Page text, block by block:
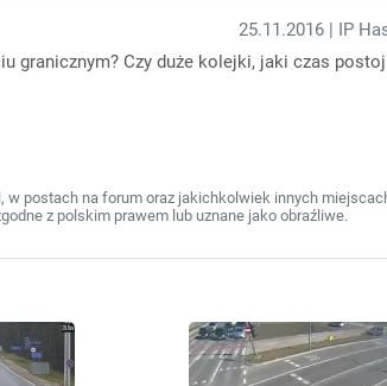
25.11.2016 | IP
granicznym? Czy duże kolejki, jaki czas
postach na forum oraz jakichkolwiek innych
z polskim prawem lub uznane jako obraźliwe.